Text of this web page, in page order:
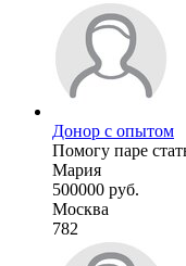
Донор с опытом
Помогу паре
Мария
500000 руб.
Москва
782